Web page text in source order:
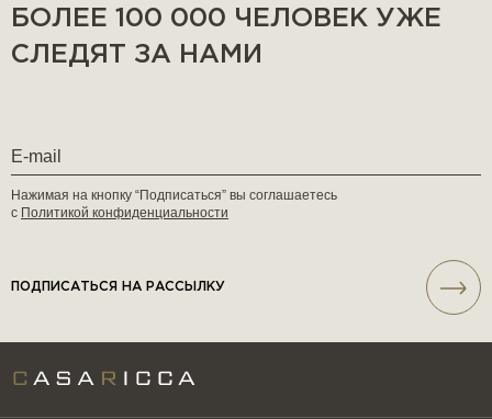
БОЛЕЕ 100 000 ЧЕЛОВЕК УЖЕ
СЛЕДЯТ ЗА НАМИ
Нажимая на кнопку “Подписаться” вы соглашаетесь
с Политикой конфиденциальности
ПОДПИСАТЬСЯ НА РАССЫЛКУ